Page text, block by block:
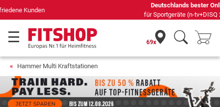
Deutschlands bester Online-Shop
für Sportgeräte (n-tv+DISQ 2016-2024)
69x
Hammer Multi Kraftstationen